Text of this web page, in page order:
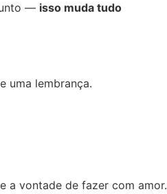
— isso muda tudo
uma lembrança.
a vontade de fazer com amor.